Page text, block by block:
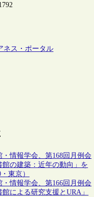
ネス・ポータル
・情報学会、第168回月例会
館の建築：近年の動向」を
東京）
・情報学会、第166回月例会
館による研究支援とURA」